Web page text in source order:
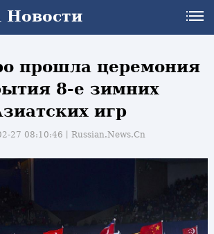
прошла церемония
8-е зимних
игр
27 08:10:46丨Russian.News.Cn